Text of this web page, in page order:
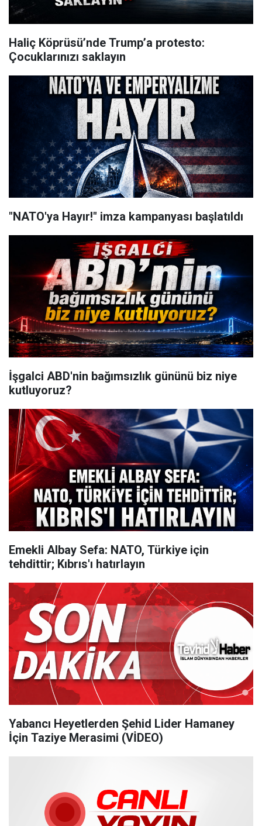
Haliç Köprüsü’nde Trump’a protesto:
Çocuklarınızı saklayın
"NATO'ya Hayır!" imza kampanyası başlatıldı
İşgalci ABD'nin bağımsızlık gününü biz niye
kutluyoruz?
Emekli Albay Sefa: NATO, Türkiye için
tehdittir; Kıbrıs'ı hatırlayın
Yabancı Heyetlerden Şehid Lider Hamaney
İçin Taziye Merasimi (VİDEO)